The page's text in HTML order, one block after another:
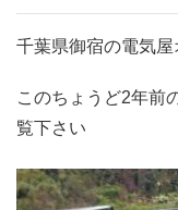
千葉県御宿の電気
このちょうど2年前
覧下さい